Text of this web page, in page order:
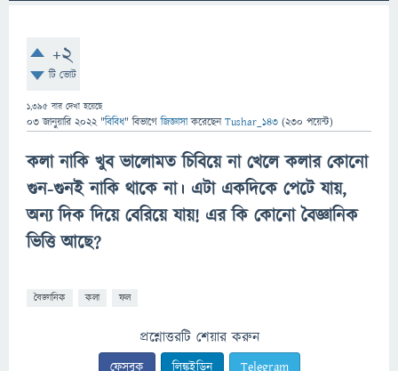
+2
টি ভোট
1,395 বার দেখা হয়েছে
03 জানুয়ারি 2022 "বিবিধ" বিভাগে জিজ্ঞাসাকরেছেনTushar_143 (230 পয়েন্ট)
কলা নাকি খুব ভালোমত চিবিয়ে না খেলে কলার কোনো
গুন-গুনই নাকি থাকে না। এটা একদিকে পেটে যায়,
অন্য দিক দিয়ে বেরিয়ে যায়! এর কি কোনো বৈজ্ঞানিক
ভিত্তি আছে?
বৈজ্ঞানিক কলা ফল
প্রশ্নোত্তরটি শেয়ার করুন
ফেসবুক লিঙ্কইডিন Telegram